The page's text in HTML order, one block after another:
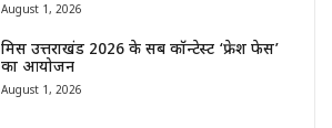
August 1, 2026
मिस उत्तराखंड 2026 के सब कॉन्टेस्ट ‘फ्रेश फेस’
का आयोजन
August 1, 2026